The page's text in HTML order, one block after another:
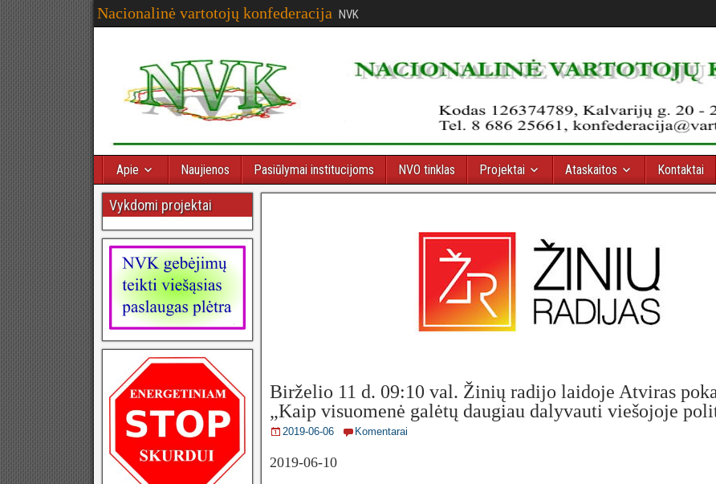
Nacionalinė vartotojų konfederacija NVK
Apie Naujienos Pasiūlymai institucijoms NVO tinklas Projektai Ataskaitos Kontaktai
Birželio 11 d. 09:10 val. Žinių radijo laidoje Atviras
„Kaip visuomenė galėtų daugiau dalyvauti viešojoje
2019-06-06 Komentarai
2019-06-10
Vykdomi projektai